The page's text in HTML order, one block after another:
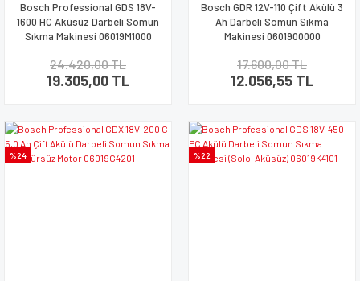
Bosch Professional GDS 18V-
1600 HC Aküsüz Darbeli Somun
Sıkma Makinesi 06019M1000
24.420,00 TL
19.305,00 TL
Bosch GDR 12V-110 Çift Akülü 3
Ah Darbeli Somun Sıkma
Makinesi 0601900000
17.600,00 TL
12.056,55 TL
%24 %22